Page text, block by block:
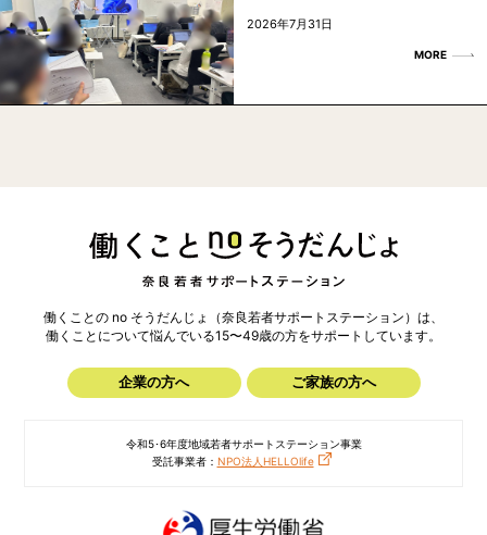
2026年7月31日
MORE
働くことの no そうだんじょ（奈良若者サポートステーション）は、
働くことについて悩んでいる15〜49歳の方をサポートしています。
企業の方へ ご家族の方へ
令和5･6年度地域若者サポートステーション事業
受託事業者： NPO法人HELLOlife